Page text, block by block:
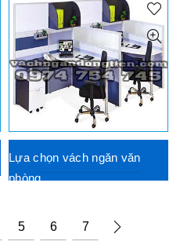
Lựa chọn vách ngăn văn
phòng
5 6 7